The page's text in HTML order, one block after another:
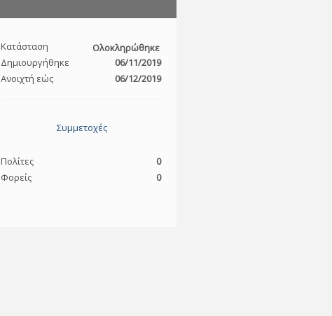
Κατάσταση
Ολοκληρώθηκε
Δημιουργήθηκε
06/11/2019
Ανοιχτή εώς
06/12/2019
Συμμετοχές
Πολίτες
0
Φορείς
0